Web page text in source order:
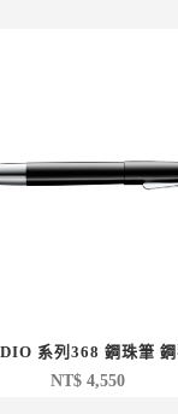
系列368 鋼珠筆
NT$ 4,550